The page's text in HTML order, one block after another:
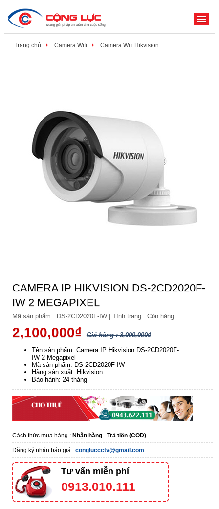
Trang chủ Camera Wifi Camera Wifi Hikvision
CAMERA IP HIKVISION DS-2CD2020F-
IW 2 MEGAPIXEL
Mã sản phẩm : DS-2CD2020F-IW | Tình trạng : Còn hàng
2,100,000₫ Giá hãng : 3,000,000₫
Tên sản phẩm: Camera IP Hikvision DS-2CD2020F-
IW 2 Megapixel
Mã sản phẩm: DS-2CD2020F-IW
Hãng sản xuất: Hikvision
Bảo hành: 24 tháng
Cách thức mua hàng : Nhận hàng - Trả tiền (COD)
Đăng ký nhận báo giá : congluccctv@gmail.com
Tư vấn miễn phí
0913.010.111